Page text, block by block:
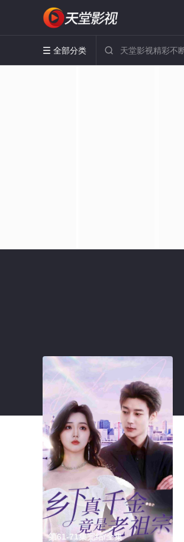
 全部分类 
第61-71集完结/全集